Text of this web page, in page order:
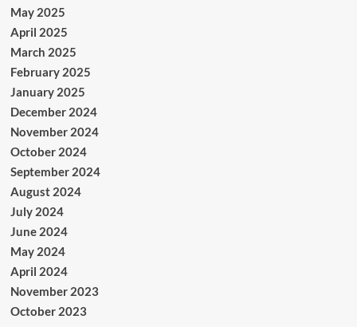
May 2025
April 2025
March 2025
February 2025
January 2025
December 2024
November 2024
October 2024
September 2024
August 2024
July 2024
June 2024
May 2024
April 2024
November 2023
October 2023